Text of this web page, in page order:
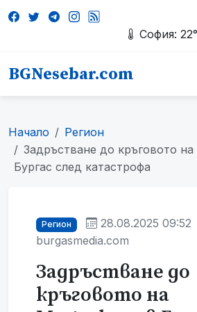
София:
BGNesebar.com
Начало
Регион
Задръстване до кръговото
Бургас след катастрофа
Регион
28.08.2025 09:52
burgasmedia.com
Задръстване до
кръговото на